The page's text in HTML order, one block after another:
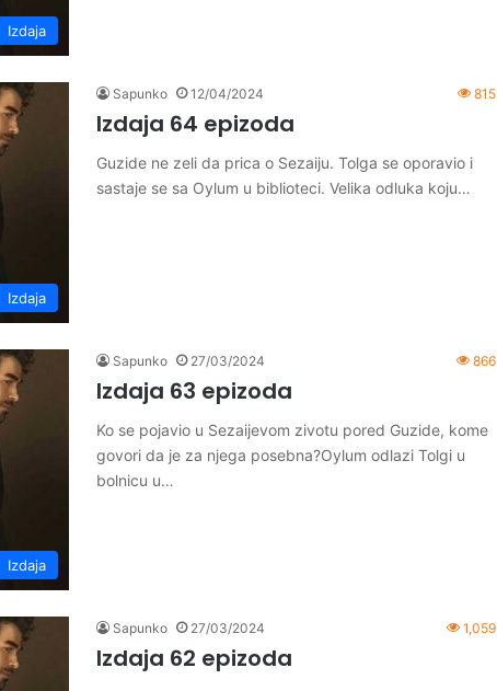
Izdaja
Izdaja
Sapunko 12/04/2024 815
Izdaja 64 epizoda
Guzide ne zeli da prica o Sezaiju. Tolga se oporavio i
sastaje se sa Oylum u biblioteci. Velika odluka koju…
Izdaja
Sapunko 27/03/2024 866
Izdaja 63 epizoda
Ko se pojavio u Sezaijevom zivotu pored Guzide, kome
govori da je za njega posebna?Oylum odlazi Tolgi u
bolnicu u…
Sapunko 27/03/2024 1,059
Izdaja 62 epizoda